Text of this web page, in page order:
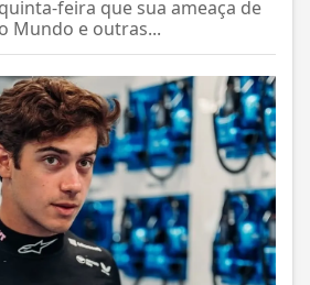
feira que sua ameaça de
Mundo e outras...